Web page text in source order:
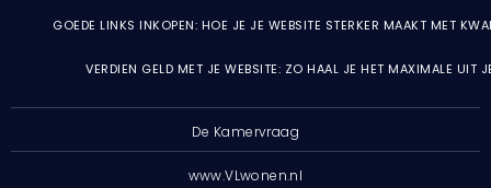
GOEDE LINKS INKOPEN: HOE JE JE WEBSITE STERKER MAAKT MET
VERDIEN GELD MET JE WEBSITE: ZO HAAL JE HET MAXIMALE UIT
De Kamervraag
www.VLwonen.nl